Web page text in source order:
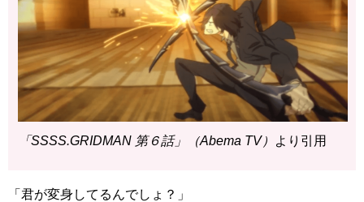
「SSSS.GRIDMAN 第６話」（Abema TV） より引用
「君が変身してるんでしょ？」